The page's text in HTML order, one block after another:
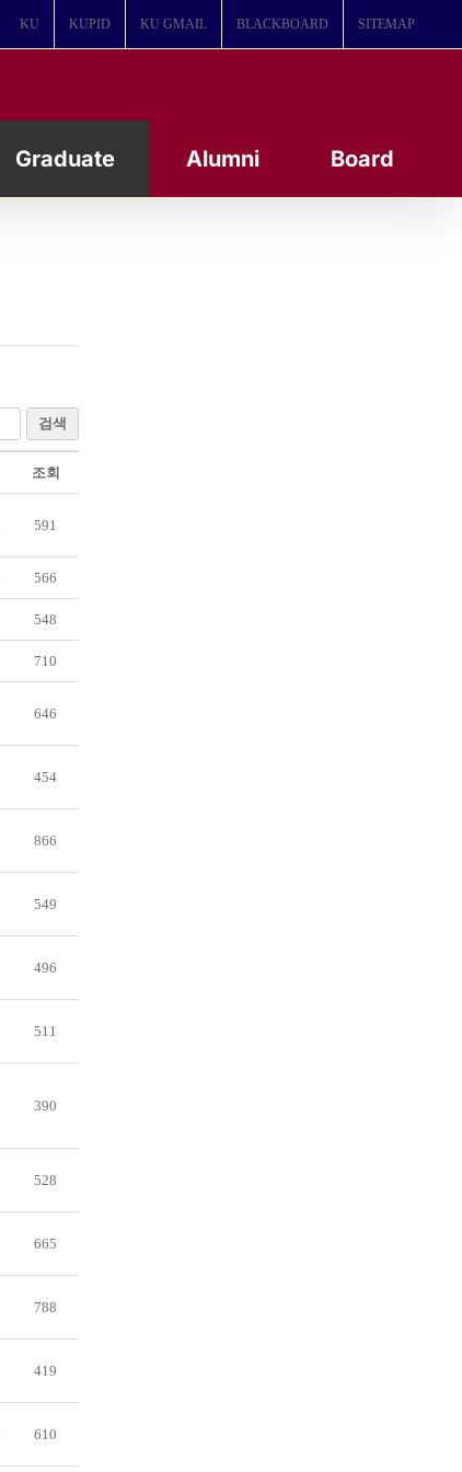
KU KUPID KU GMAIL BLACKBOARD SITEMAP
Graduate Alumni Board
검색
조회
591
566
548
710
646
454
866
549
496
511
390
528
665
788
419
610